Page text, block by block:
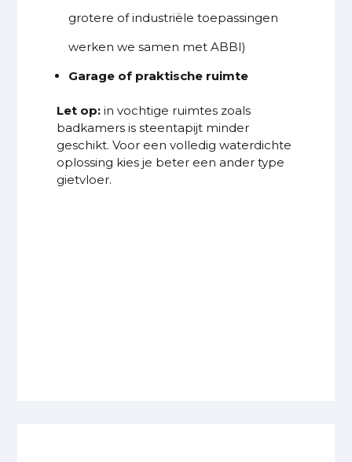
grotere of industriële toepassingen
werken we samen met ABBI)
Garage of praktische ruimte
Let op: in vochtige ruimtes zoals
badkamers is steentapijt minder
geschikt. Voor een volledig waterdichte
oplossing kies je beter een andertype
gietvloer.